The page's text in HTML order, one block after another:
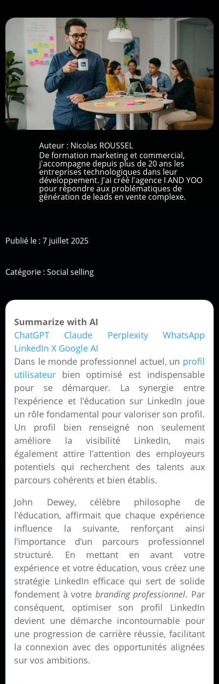
Auteur : Nicolas ROUSSEL
De formation marketing et commercial,
j'accompagne depuis plus de 20 ans les
entreprises technologiques dans leur
développement. J'ai créé l'agence I AND YOO
pour répondre aux problématiques de
génération de leads en vente complexe.
Publié le : 7 juillet 2025
Catégorie :Social selling
Summarize with AI
ChatGPT
Claude Perplexity
WhatsApp
LinkedIn X Google AI
Dans le monde professionnel actuel, un profil
utilisateur bien optimisé est indispensable
pour se démarquer. La synergie entre
l’expérience et l’éducation sur LinkedIn joue
un rôle fondamental pour valoriser son profil.
Un profil bien renseigné non seulement
améliore la visibilité LinkedIn, mais
également attire l’attention des employeurs
potentiels qui recherchent des talents aux
parcours cohérents et bien établis.
John Dewey, célèbre philosophe de
l’éducation, affirmait que chaque expérience
influence la suivante, renforçant ainsi
l’importance d’un parcours professionnel
structuré. En mettant en avant votre
expérience et votre éducation, vous créez une
stratégie LinkedIn efficace qui sert de solide
fondement à votre branding professionnel. Par
conséquent, optimiser son profil LinkedIn
devient une démarche incontournable pour
une progression de carrière réussie, facilitant
la connexion avec des opportunités alignées
sur vos ambitions.